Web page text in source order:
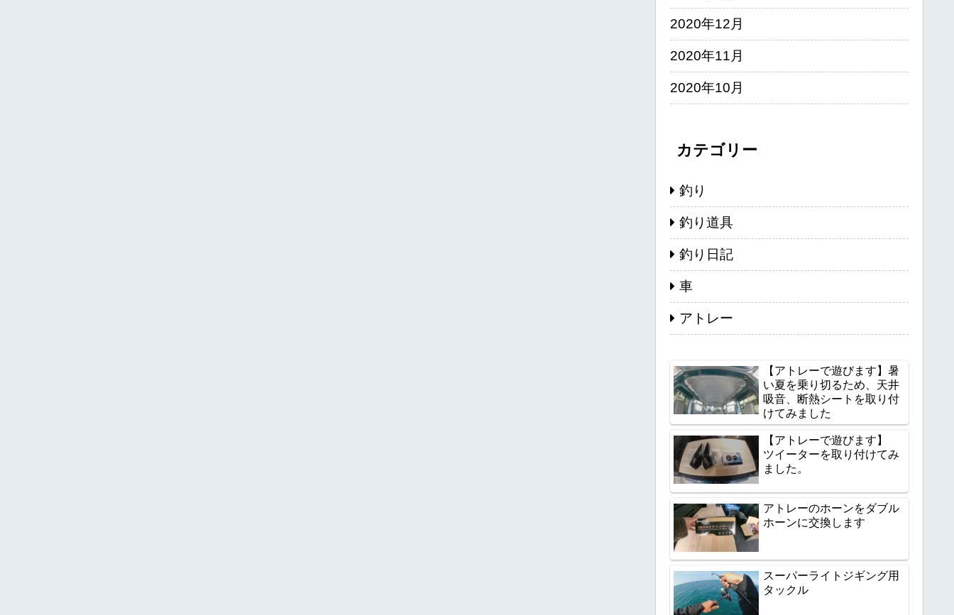
2020年12月
2020年11月
2020年10月
カテゴリー
釣り
釣り道具
釣り日記
車
アトレー
【アトレーで遊びます】暑
い夏を乗り切るため、天井
吸音、断熱シートを取り付
けてみました
【アトレーで遊びます】
ツイーターを取り付けてみ
ました。
アトレーのホーンをダブル
ホーンに交換します
スーパーライトジギング用
タックル